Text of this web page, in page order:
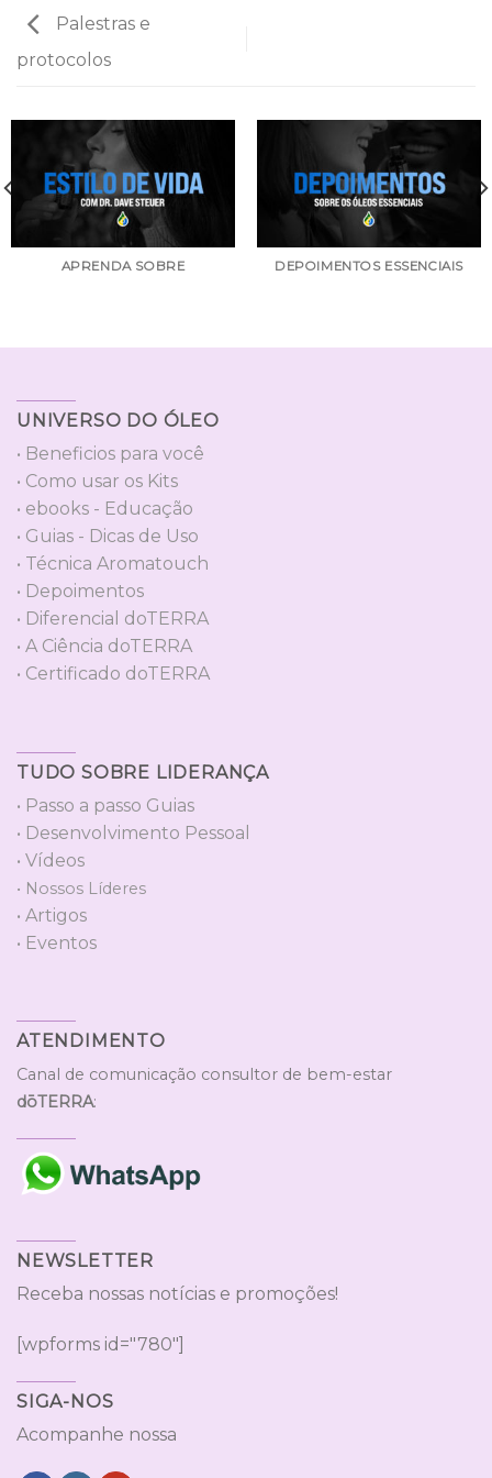
Palestras e
protocolos
APRENDA SOBRE DEPOIMENTOS ESSENCIAIS
UNIVERSO DO ÓLEO
• Beneficios para você
• Como usar os Kits
• ebooks - Educação
• Guias - Dicas de Uso
• Técnica Aromatouch
• Depoimentos
• Diferencial doTERRA
• A Ciência doTERRA
• Certificado doTERRA
TUDO SOBRE LIDERANÇA
• Passo a passo Guias
• Desenvolvimento Pessoal
• Vídeos
• Nossos Líderes
• Artigos
• Eventos
ATENDIMENTO
Canal de comunicação consultor de bem-estar
dōTERRA:
NEWSLETTER
Receba nossas notícias e promoções!
[wpforms id="780"]
SIGA-NOS
Acompanhe nossa